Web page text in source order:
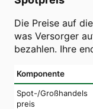
Die Preise auf
was Versorger
bezahlen. Ihre
Komponente
Spot-/Großhandels
preis